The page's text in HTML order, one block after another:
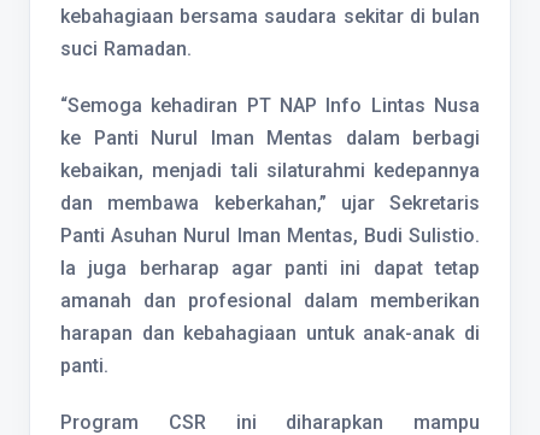
kebahagiaan bersama saudara sekitar di bulan
suci Ramadan.
“Semoga kehadiran PT NAP Info Lintas Nusa
ke Panti Nurul Iman Mentas dalam berbagi
kebaikan, menjadi tali silaturahmi kedepannya
dan membawa keberkahan,” ujar Sekretaris
Panti Asuhan Nurul Iman Mentas, Budi Sulistio.
Ia juga berharap agar panti ini dapat tetap
amanah dan profesional dalam memberikan
harapan dan kebahagiaan untuk anak-anak di
panti.
Program CSR ini diharapkan mampu